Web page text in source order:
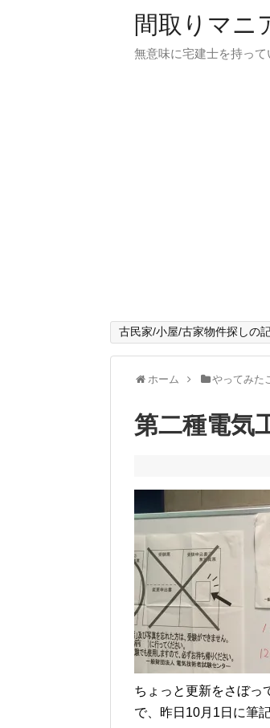
間取りマニ
無意味に宅建士を持っ
古民家/小屋/古家物件探しの
ホーム やってみた
第二種電気
ちょっと更新をさぼっ
で、昨日10月1日に筆